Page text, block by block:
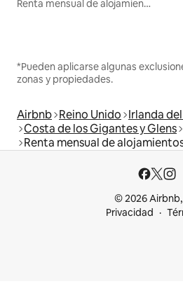
Renta mensual de alojamientos
*Pueden aplicarse algunas
zonas y propiedades.
Airbnb Reino Unido Irlanda
Costa de los Gigantes y Glens
Renta mensual de
© 2026 Airbnb,
Privacidad